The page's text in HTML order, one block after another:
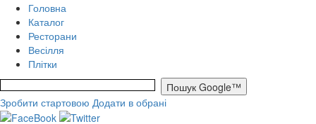
Головна
Каталог
Ресторани
Весілля
Плітки
Зробити стартовою Додати в обрані